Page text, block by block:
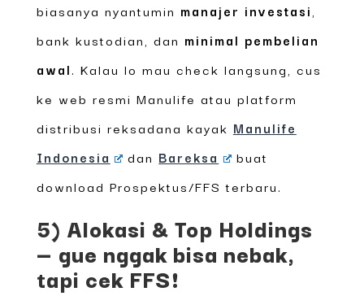
biasanya nyantumin manajer investasi
bank kustodian, dan minimal pembelian
awal. Kalau lo mau check langsung, cus
ke web resmi Manulife atau platform
distribusi reksadana kayak Manulife
Indonesia
dan Bareksa
buat
download Prospektus/FFS terbaru.
5) Alokasi & Top Holdings
— gue nggak bisa nebak,
tapi cek FFS!